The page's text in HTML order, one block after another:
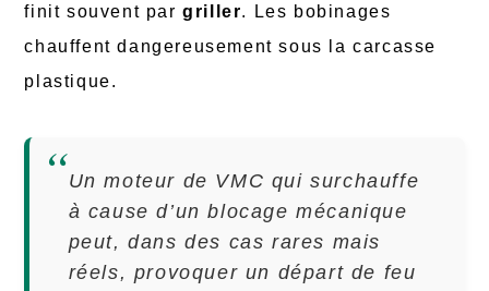
finit souvent pargriller. Les bobinages
chauffent dangereusement sous la carcasse
plastique.
Un moteur de VMC qui surchauffe
à cause d’un blocage mécanique
peut, dans des cas rares mais
réels, provoquer un départ de feu